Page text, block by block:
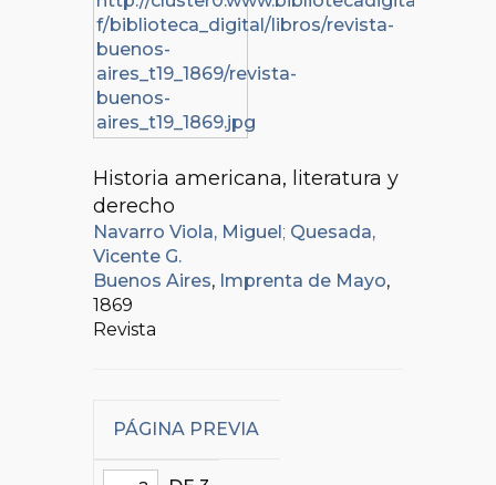
Historia americana, literatura y
derecho
Navarro Viola, Miguel ; Quesada,
Vicente G.
Buenos Aires, Imprenta de Mayo,
1869
Revista
PÁGINA PREVIA